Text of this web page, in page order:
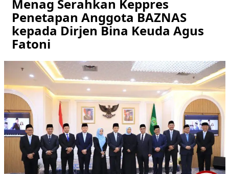
Menag Serahkan Keppres
Penetapan Anggota BAZNAS
kepada Dirjen Bina Keuda Agus
Fatoni